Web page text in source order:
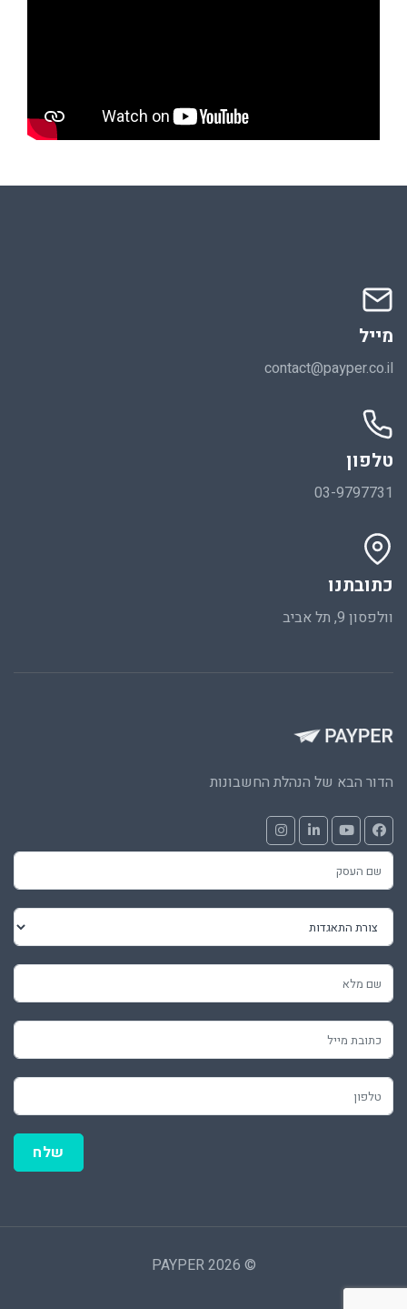
מייל
contact@payper.co.il
טלפון
03-9797731
כתובתנו
וולפסון 9, תל אביב
הדור הבא של הנהלת החשבונות
שלח
© 2026 PAYPER